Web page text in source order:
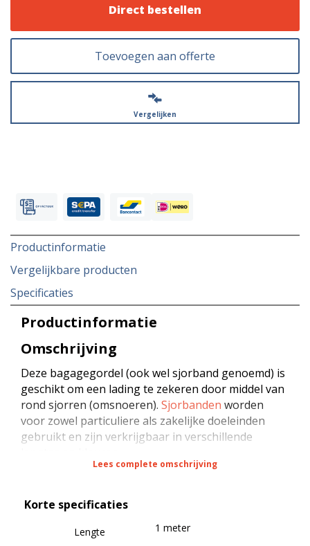
Direct bestellen
Toevoegen aan offerte
Vergelijken
Productinformatie
Vergelijkbare producten
Specificaties
Productinformatie
Omschrijving
Deze bagagegordel (ook wel sjorband genoemd) is
geschikt om een lading te zekeren door middel van
rond sjorren (omsnoeren). Sjorbanden worden
voor zowel particuliere als zakelijke doeleinden
gebruikt en zijn verkrijgbaar in verschillende
geweven polyester (PES) en is voorzien van een
dubbelgeveerde klemgesp van verzinkt staal. Dit
product voldoet aan alle wet- en regelgeving
Lees complete omschrijving
Korte specificaties
Lengte 1 meter